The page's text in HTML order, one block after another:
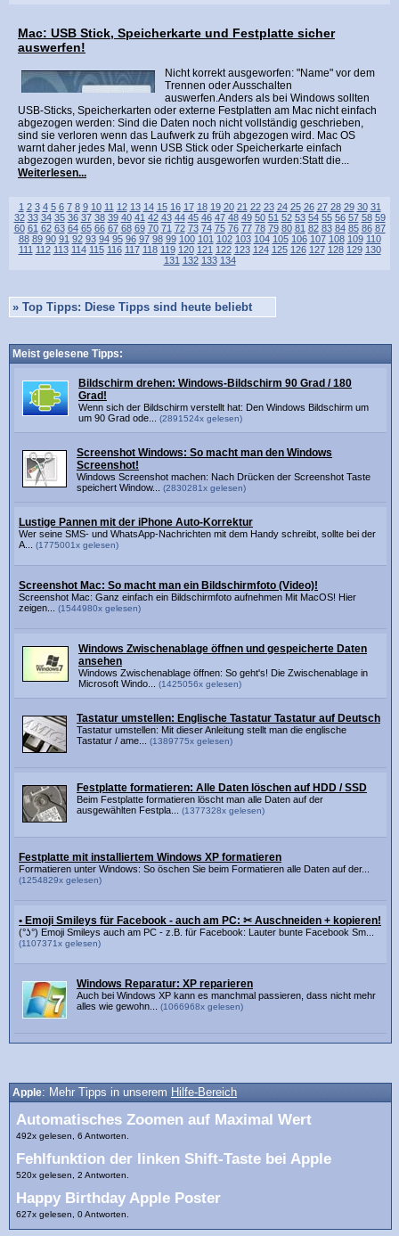
Mac: USB Stick, Speicherkarte und Festplatte sicher
auswerfen!
Nicht korrekt ausgeworfen: "Name" vor dem
Trennen oder Ausschalten
auswerfen.Anders als bei Windows sollten
USB-Sticks, Speicherkarten oder externe Festplatten am Mac nicht einfach
abgezogen werden: Sind die Daten noch nicht vollständig geschrieben,
sind sie verloren wenn das Laufwerk zu früh abgezogen wird. Mac OS
warnt daher jedes Mal, wenn USB Stick oder Speicherkarte einfach
abgezogen wurden, bevor sie richtig ausgeworfen wurden:Statt die...
Weiterlesen...
1 2 3 4 5 6 7 8 9 10 11 12 13 14 15 16 17 18 19 20 21 22 23 24 25 26 27 28 29 30 31
32 33 34 35 36 37 38 39 40 41 42 43 44 45 46 47 48 49 50 51 52 53 54 55 56 57 58 59
60 61 62 63 64 65 66 67 68 69 70 71 72 73 74 75 76 77 78 79 80 81 82 83 84 85 86 87
88 89 90 91 92 93 94 95 96 97 98 99 100 101 102 103 104 105 106 107 108 109 110
111 112 113 114 115 116 117 118 119 120 121 122 123 124 125 126 127 128 129 130
131 132 133 134
» Top Tipps: Diese Tipps sind heute beliebt
Meist gelesene Tipps:
Bildschirm drehen: Windows-Bildschirm 90 Grad / 180
Grad!
Wenn sich der Bildschirm verstellt hat: Den Windows Bildschirm um
um 90 Grad ode... (2891524x gelesen)
Screenshot Windows: So macht man den Windows
Screenshot!
Windows Screenshot machen: Nach Drücken der Screenshot Taste
speichert Window... (2830281x gelesen)
Lustige Pannen mit der iPhone Auto-Korrektur
Wer seine SMS- und WhatsApp-Nachrichten mit dem Handy schreibt, sollte bei der
A... (1775001x gelesen)
Screenshot Mac: So macht man ein Bildschirmfoto (Video)!
Screenshot Mac: Ganz einfach ein Bildschirmfoto aufnehmen Mit MacOS! Hier
zeigen... (1544980x gelesen)
Windows Zwischenablage öffnen und gespeicherte Daten
ansehen
Windows Zwischenablage öffnen: So geht's! Die Zwischenablage in
Microsoft Windo... (1425056x gelesen)
Tastatur umstellen: Englische Tastatur Tastatur auf Deutsch
Tastatur umstellen: Mit dieser Anleitung stellt man die englische
Tastatur / ame... (1389775x gelesen)
Festplatte formatieren: Alle Daten löschen auf HDD / SSD
Beim Festplatte formatieren löscht man alle Daten auf der
ausgewählten Festpla... (1377328x gelesen)
Festplatte mit installiertem Windows XP formatieren
Formatieren unter Windows: So öschen Sie beim Formatieren alle Daten auf der...
(1254829x gelesen)
• Emoji Smileys für Facebook - auch am PC: ✂ Auschneiden + kopieren!
(°ʖ°) Emoji Smileys auch am PC - z.B. für Facebook: Lauter bunte Facebook Sm...
(1107371x gelesen)
Windows Reparatur: XP reparieren
Auch bei Windows XP kann es manchmal passieren, dass nicht mehr
alles wie gewohn... (1066968x gelesen)
Apple: Mehr Tipps in unserem Hilfe-Bereich
Automatisches Zoomen auf Maximal Wert
492x gelesen, 6 Antworten.
Fehlfunktion der linken Shift-Taste bei Apple
520x gelesen, 2 Antworten.
Happy Birthday Apple Poster
627x gelesen, 0 Antworten.